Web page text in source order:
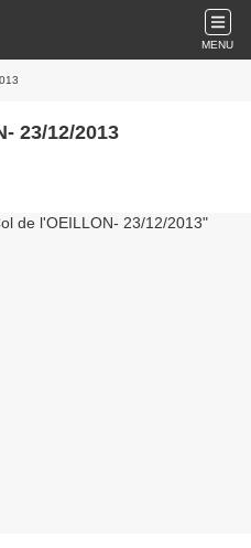
MENU
23/12/2013